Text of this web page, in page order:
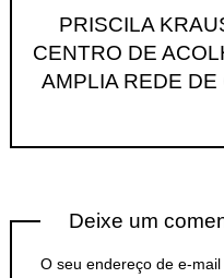
PRISCILA
CENTRO DE
AMPLIA REDE
Deixe um
O seu endereço de e-